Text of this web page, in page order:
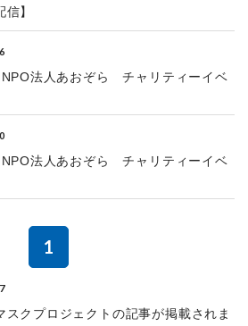
】
法人あおぞら チャリティーイベ
法人あおぞら チャリティーイベ
1
クプロジェクトの記事が掲載されま